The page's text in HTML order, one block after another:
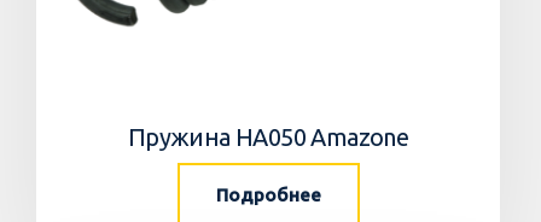
Пружина HA050 Amazone
Подробнее